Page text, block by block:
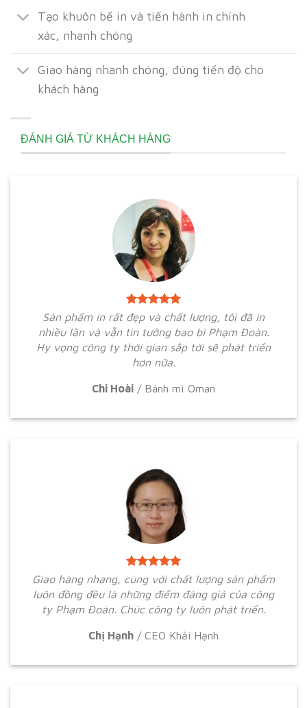
Tạo khuôn bế in và tiến hành in chính
xác, nhanh chóng
Giao hàng nhanh chóng, đúng tiến độ cho
khách hàng
ĐÁNH GIÁ TỪ KHÁCH HÀNG
Sản phẩm in rất đẹp và chất lượng, tôi đã in
nhiều lần và vẫn tin tưởng bao bì Phạm Đoàn.
Hy vọng công ty thời gian sắp tới sẽ phát triển
hơn nữa.
Chi Hoài / Bánh mì Oman
Giao hàng nhang, cùng với chất lượng sản phẩm
luôn đồng đều là những điểm đáng giá của công
ty Phạm Đoàn. Chúc công ty luôn phát triển.
Chị Hạnh / CEO Khải Hạnh